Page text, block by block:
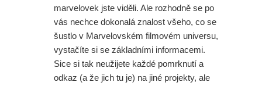
marvelovek jste viděli. Ale rozhodně se po
vás nechce dokonalá znalost všeho, co se
šustlo v Marvelovském filmovém universu,
vystačíte si se základními informacemi.
Sice si tak neužijete každé pomrknutí a
odkaz (a že jich tu je) na jiné projekty, ale